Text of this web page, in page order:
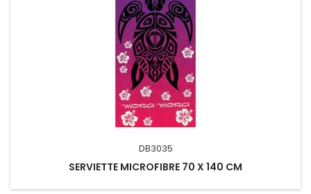
DB3035
SERVIETTE MICROFIBRE 70 X 140 CM